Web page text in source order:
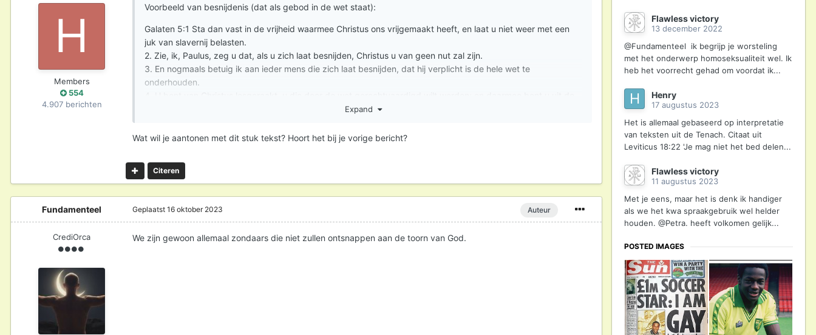
Members
554
4.907 berichten
Voorbeeld van besnijdenis (dat als gebod in de wet staat):
Galaten 5:1 Sta dan vast in de vrijheid waarmee Christus ons vrijgemaakt heeft, en laat u niet weer met een
juk van slavernij belasten.
2. Zie, ik, Paulus, zeg u dat, als u zich laat besnijden, Christus u van geen nut zal zijn.
3. En nogmaals betuig ik aan ieder mens die zich laat besnijden, dat hij verplicht is de hele wet te
onderhouden.
6. In Christus Jezus heeft namelijk niet het besneden zijn enige kracht, en ook niet het onbesneden zijn, maar
Expand
Wat wil je aantonen met dit stuk tekst? Hoort het bij je vorige bericht?
Citeren
Fundamenteel
CrediOrca
Auteur
Geplaatst 16 oktober 2023
We zijn gewoon allemaal zondaars die niet zullen ontsnappen aan de toorn van God.
Flawless victory
13 december 2022
@Fundamenteel ik begrijp je worsteling
met het onderwerp homoseksualiteit wel. Ik
heb het voorrecht gehad om voordat ik...
Henry
17 augustus 2023
Het is allemaal gebaseerd op interpretatie
van teksten uit de Tenach. Citaat uit
Leviticus 18:22 'Je mag niet het bed delen...
Flawless victory
11 augustus 2023
Met je eens, maar het is denk ik handiger
als we het kwa spraakgebruik wel helder
houden. @Petra. heeft volkomen gelijk...
POSTED IMAGES